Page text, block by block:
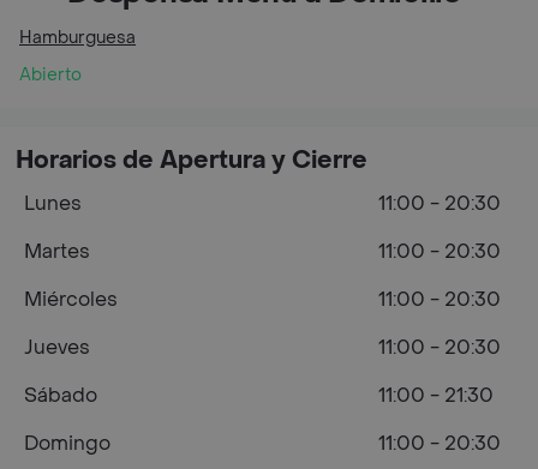
Hamburguesa
Abierto
Horarios de Apertura y Cierre
Lunes
11:00 - 20:30
Martes
11:00 - 20:30
Miércoles
11:00 - 20:30
Jueves
11:00 - 20:30
Sábado
11:00 - 21:30
Domingo
11:00 - 20:30